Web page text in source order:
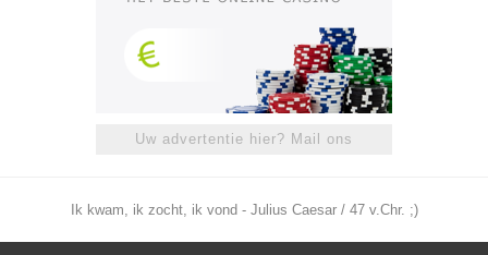
Uw advertentie hier? Mail ons
Ik kwam, ik zocht, ik vond - Julius Caesar / 47 v.Chr. ;)